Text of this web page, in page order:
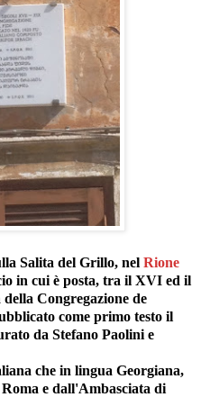
Salita del Grillo, nel Rione
in cui è posta, tra il XVI ed il
Congregazione de
come primo testo il
da Stefano Paolini e
che in lingua Georgiana,
e dall'Ambasciata di